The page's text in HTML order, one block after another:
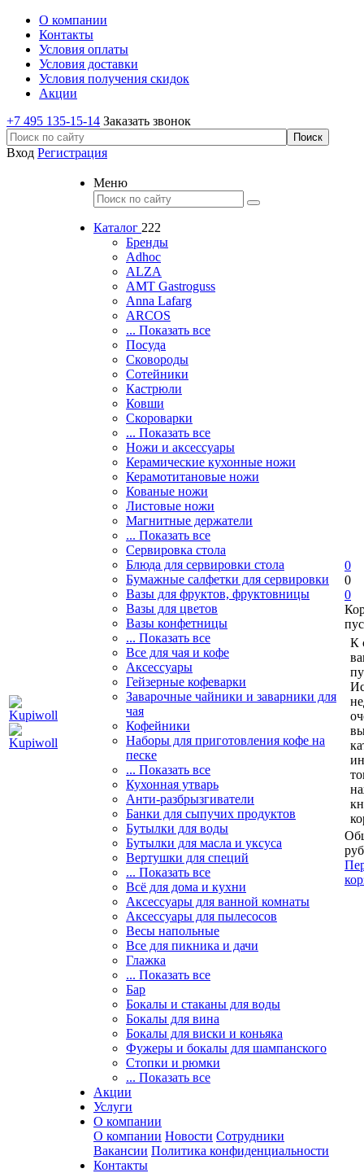
О компании
Контакты
Условия оплаты
Условия доставки
Условия получения скидок
Акции
+7 495 135-15-14 Заказать звонок
Вход Регистрация
Меню
Каталог 222
Бренды
Adhoc
ALZA
AMT Gastroguss
Anna Lafarg
ARCOS
... Показать все
Посуда
Сковороды
Сотейники
Кастрюли
Ковши
Скороварки
... Показать все
Ножи и аксессуары
Керамические кухонные ножи
Керамотитановые ножи
Кованые ножи
Листовые ножи
Магнитные держатели
... Показать все
Сервировка стола
Блюда для сервировки стола
Бумажные салфетки для сервировки
Вазы для фруктов, фруктовницы
Вазы для цветов
Вазы конфетницы
... Показать все
Все для чая и кофе
Аксессуары
Гейзерные кофеварки
Заварочные чайники и заварники для
чая
Кофейники
Наборы для приготовления кофе на
песке
... Показать все
Кухонная утварь
Анти-разбрызгиватели
Банки для сыпучих продуктов
Бутылки для воды
Бутылки для масла и уксуса
Вертушки для специй
... Показать все
Всё для дома и кухни
Аксессуары для ванной комнаты
Аксессуары для пылесосов
Весы напольные
Все для пикника и дачи
Глажка
... Показать все
Бар
Бокалы и стаканы для воды
Бокалы для вина
Бокалы для виски и коньяка
Фужеры и бокалы для шампанского
Стопки и рюмки
... Показать все
Акции
Услуги
О компании
О компании Новости Сотрудники
Вакансии Политика конфиденциальности
Контакты
0
0
0
К